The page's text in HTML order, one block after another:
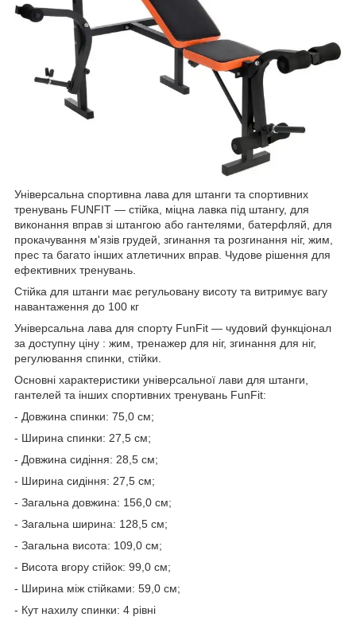
Універсальна спортивна лава для штанги та спортивних
тренувань FUNFIT — стійка, міцна лавка під штангу, для
виконання вправ зі штангою або гантелями, батерфляй, для
прокачування м'язів грудей, згинання та розгинання ніг, жим,
прес та багато інших атлетичних вправ. Чудове рішення для
ефективних тренувань.
Стійка для штанги має регульовану висоту та витримує вагу
навантаження до 100 кг
Універсальна лава для спорту FunFit — чудовий функціонал
за доступну ціну : жим, тренажер для ніг, згинання для ніг,
регулювання спинки, стійки.
Основні характеристики універсальної лави для штанги,
гантелей та інших спортивних тренувань FunFit:
- Довжина спинки: 75,0 см;
- Ширина спинки: 27,5 см;
- Довжина сидіння: 28,5 см;
- Ширина сидіння: 27,5 см;
- Загальна довжина: 156,0 см;
- Загальна ширина: 128,5 см;
- Загальна висота: 109,0 см;
- Висота вгору стійок: 99,0 см;
- Ширина між стійками: 59,0 см;
- Кут нахилу спинки: 4 рівні